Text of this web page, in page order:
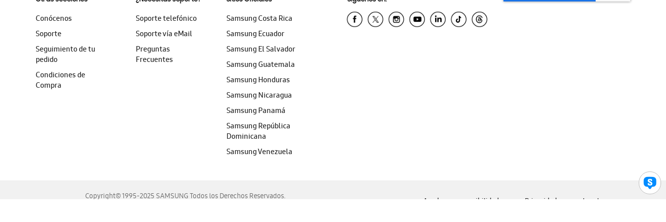
Conócenos
Soporte
Seguimiento de tu
pedido
Condiciones de
Compra
Soporte telefónico
Soporte vía eMail
Preguntas
Frecuentes
Samsung Costa Rica
Samsung Ecuador
Samsung El Salvador
Samsung Guatemala
Samsung Honduras
Samsung Nicaragua
Samsung Panamá
Samsung República
Dominicana
Samsung Venezuela
Copyright© 1995-2025 SAMSUNG Todos los Derechos Reservados.
Ayuda para accesibilidad Privacidad Legal